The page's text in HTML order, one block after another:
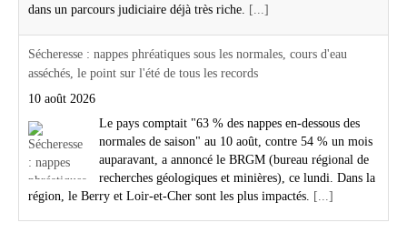
dans un parcours judiciaire déjà très riche. [...]
Sécheresse : nappes phréatiques sous les normales, cours d'eau
asséchés, le point sur l'été de tous les records
10 août 2026
Le pays comptait "63 % des nappes en-dessous des
normales de saison" au 10 août, contre 54 % un mois
auparavant, a annoncé le BRGM (bureau régional de
recherches géologiques et minières), ce lundi. Dans la
région, le Berry et Loir-et-Cher sont les plus impactés. [...]